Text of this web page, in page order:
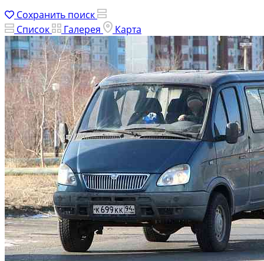
Сохранить поиск
Список
Галерея Карта